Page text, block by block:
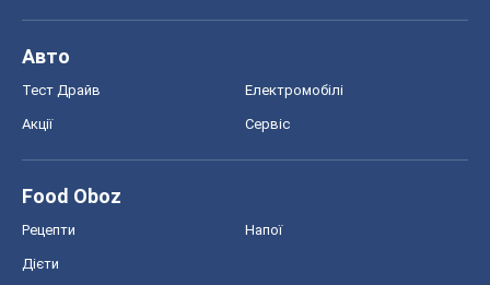
Авто
Тест Драйв Електромобілі
Акції Сервіс
Food Oboz
Рецепти Напої
Дієти